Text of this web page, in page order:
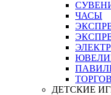
ЧАСЫ
ДЕТСКИЕ